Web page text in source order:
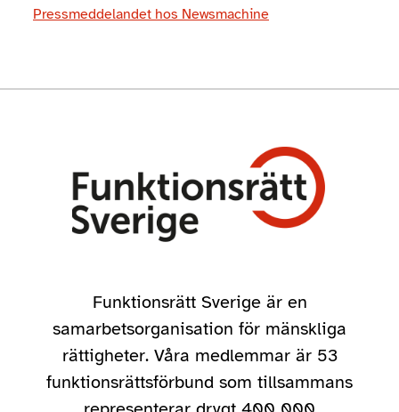
Pressmeddelandet hos Newsmachine
Funktionsrätt Sverige är en
samarbetsorganisation för mänskliga
rättigheter. Våra medlemmar är 53
funktionsrättsförbund som tillsammans